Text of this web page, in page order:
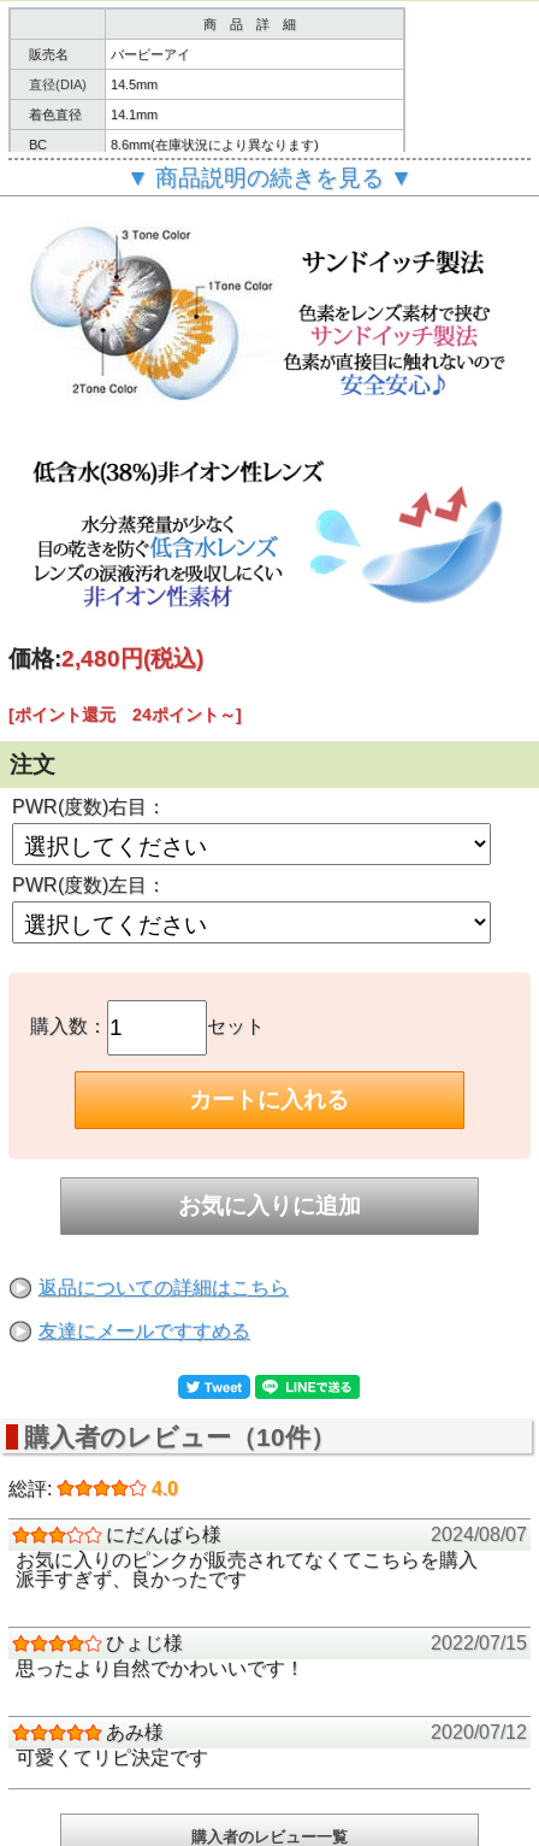
商 品 詳 細
販売名 バービーアイ
直径(DIA) 14.5mm
着色直径 14.1mm
BC 8.6mm(在庫状況により異なります)
38%
製造方法 サンドイッチ製法
使用期限
６ヶ月～１年間
(使用頻度・使用方法により異なります。)
製造国
韓国
ご案内 個人輸入扱いとなります。 (必読)
御注意下さい
■使用に際しては、使用説明書をよくお読みください。
■連続してご使用の際は４時間おきに一度コンタクレンズを
▼ 商品説明の続きを見る ▼
価格:2,480円(税込)
[ポイント還元 24ポイント～]
注文
PWR(度数)右目：
PWR(度数)左目：
購入数： セット
返品についての詳細はこちら
友達にメールですすめる
購入者のレビュー（10件）
総評: 4.0
にだんばら様
2024/08/07
お気に入りのピンクが販売されてなくてこちらを購入
派手すぎず、良かったです
ひょじ様
2022/07/15
思ったより自然でかわいいです！
あみ様
2020/07/12
可愛くてリピ決定です
購入者のレビュー一覧